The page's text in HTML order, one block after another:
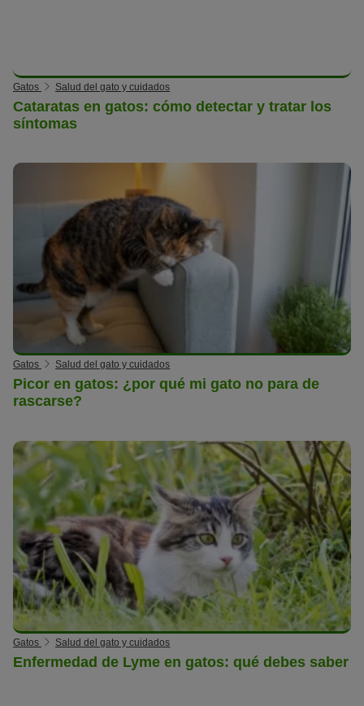
Gatos Salud del gato y cuidados
Cataratas en gatos: cómo detectar y tratar los
síntomas
Gatos Salud del gato y cuidados
Picor en gatos: ¿por qué mi gato no para de
rascarse?
Gatos Salud del gato y cuidados
Enfermedad de Lyme en gatos: qué debes saber